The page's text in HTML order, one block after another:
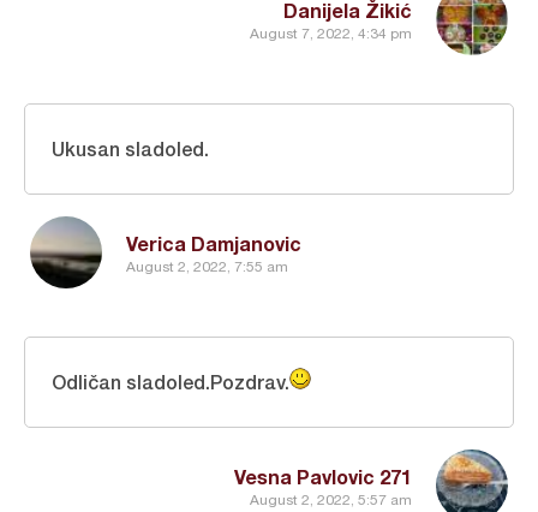
Danijela Žikić
August 7, 2022, 4:34 pm
Verica Damjanovic
August 2, 2022, 7:55 am
Ukusan sladoled.
Vesna Pavlovic 271
August 2, 2022, 5:57 am
Odličan sladoled.Pozdrav.